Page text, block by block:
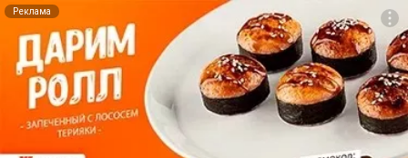
Реклама